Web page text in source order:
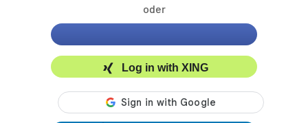
oder
Log in with XING